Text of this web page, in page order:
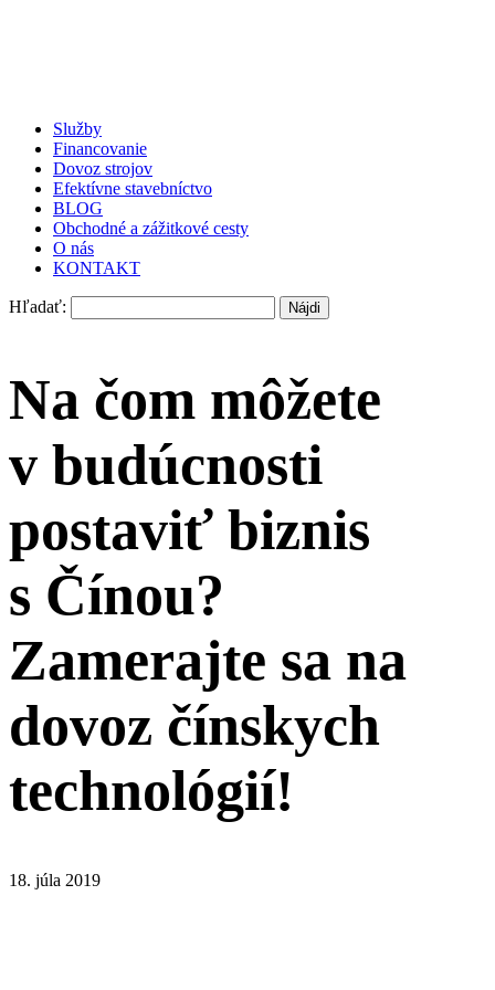
Služby
Financovanie
Dovoz strojov
Efektívne stavebníctvo
BLOG
Obchodné a zážitkové cesty
O nás
KONTAKT
Hľadať:
Na čom môžete
v budúcnosti
postaviť biznis
s Čínou?
Zamerajte sa na
dovoz čínskych
technológií!
18. júla 2019